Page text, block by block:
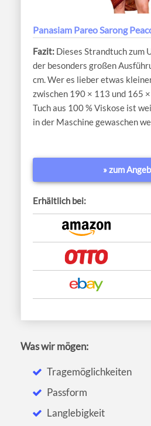
Panasiam Pareo Sarong
Dieses Strandtuch zum
der besonders großen
cm. Wer es lieber etwas
zwischen 190 × 113 und 165
Tuch aus 100 % Viskose ist
in der Maschine gewaschen
» zum
Erhältlich bei:
Was wir mögen:
Tragemöglichkeiten
Passform
Langlebigkeit